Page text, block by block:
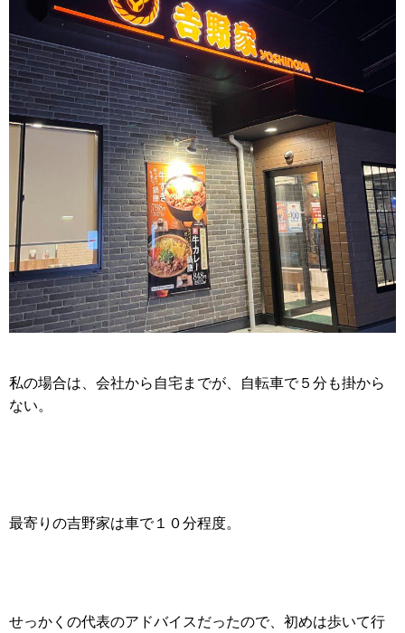
私の場合は、会社から自宅までが、自転車で５分も掛から
ない。
最寄りの吉野家は車で１０分程度。
せっかくの代表のアドバイスだったので、初めは歩いて行